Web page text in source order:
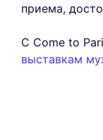
приема,
С Come to
выставкам